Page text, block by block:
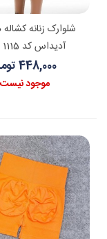
شلوارک زنانه کشاله
آدیداس کد 1115 تکی
448,000 تومان
موجود نیست